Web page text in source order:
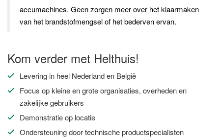
accumachines. Geen zorgen meer over het klaarmaken
van het brandstofmengsel of het bederven ervan.
Kom verder met Helthuis!
Levering in heel Nederland en België
Focus op kleine en grote organisaties, overheden en
zakelijke gebruikers
Demonstratie op locatie
Ondersteuning door technische productspecialisten